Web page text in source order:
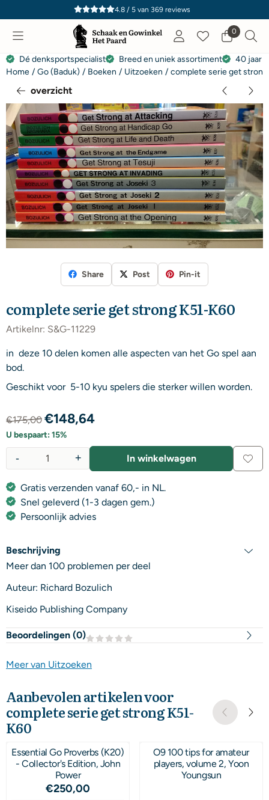
Cookievoorkeuren zijn momenteel gesloten.
4.8 / 5van 369reviews
0
Dé denksportspecialist Breed en uniek assortiment
40 jaar
Home / Go (Baduk) / Boeken / Uitzoeken / complete serie get
overzicht
Share Post Pin-it
complete serie get strong K51-K60
Artikelnr: S&G-11229
in deze 10 delen komen alle aspecten van het Go spel aan
bod.
Geschikt voor 5-10 kyu spelers die sterker willen worden.
€175,00 €148,64
U bespaart:15%
+
- In winkelwagen
Gratis verzenden vanaf 60,- in NL.
Snel geleverd (1-3 dagen gem.)
Persoonlijk advies
Beschrijving
Meer dan 100 problemen per deel
Auteur: Richard Bozulich
Kiseido Publishing Company
Beoordelingen (0)
Meer van Uitzoeken
Aanbevolen artikelen voor
complete serie get strong K51-
K60
Essential Go Proverbs (K20)
- Collector's Edition, John
Power
Prijs: 250,00
€250,00
O9 100 tips for amateur
players, volume 2, Yoon
Youngsun